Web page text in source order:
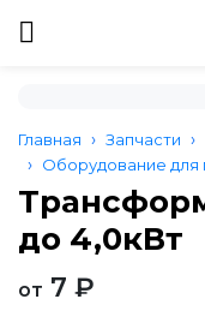
Главная Запчасти
Оборудование для
до 4,0кВт
от 7 ₽